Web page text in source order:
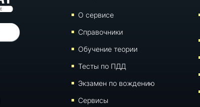
О сервисе
Справочники
Обучение теории
Тесты по ПДД
Экзамен по вождению
Сервисы